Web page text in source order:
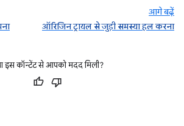
आगे बढ़ें
ऑरिजिन ट्रायल से जुड़ी समस्या हल करना
इस कॉन्टेंट से आपको मदद मिली?